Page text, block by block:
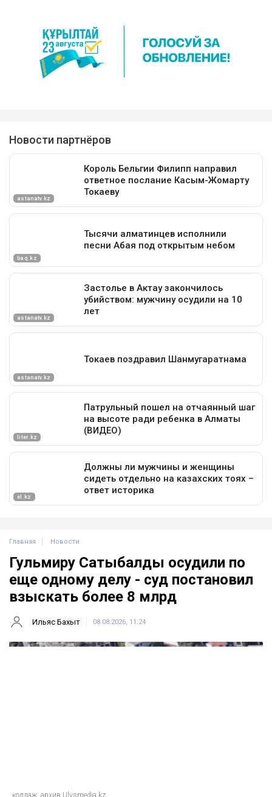
Главная Новости
Гульмиру Сатыбалды осудили по
еще одному делу - суд постановил
взыскать более 8 млрд
Ильяс Бахыт 08.08.2026, 11:24